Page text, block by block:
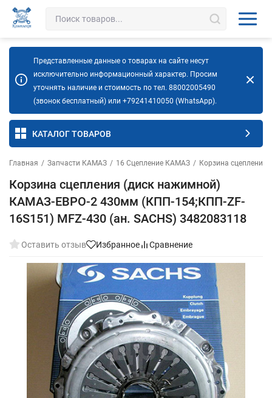
Представленные данные о товарах на сайте несут
исключительно информационный характер. Просим
уточнять наличие и стоимость по тел. 88002005490
(звонок бесплатный) или +79241410050 (WhatsApp).
КАТАЛОГ ТОВАРОВ
Главная / Запчасти КАМАЗ / 16 Сцепление КАМАЗ / Корзина
Корзина сцепления (диск нажимной)
КАМАЗ-ЕВРО-2 430мм (КПП-154;КПП-ZF-
16S151) MFZ-430 (ан. SACHS) 3482083118
Оставить отзыв Избранное Сравнение